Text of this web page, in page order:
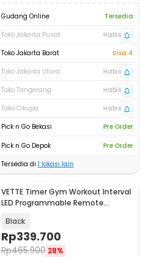
Gudang Online
Tersedia
Toko Jakarta Pusat
Habis
Toko Jakarta Barat
Sisa 4
Toko Jakarta Utara
Habis
Toko Tangerang
Habis
Toko Cikupa
Habis
Pick n Go Bekasi
Pre Order
Pick n Go Depok
Pre Order
Tersedia di 1 lokasi lain
VETTE Timer Gym Workout Interval
LED Programmable Remote
Black
Rp339.700
Rp465.900 28%